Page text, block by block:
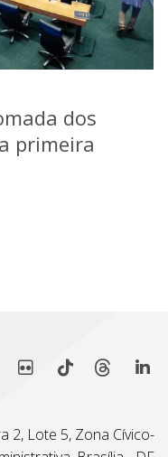
dos
primeira
2, Lote 5, Zona Cívico-